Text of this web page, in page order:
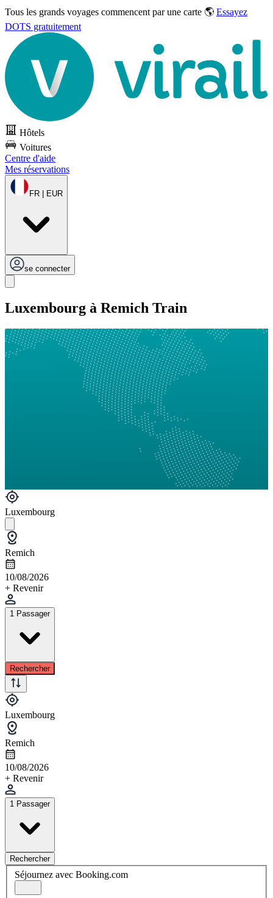
Tous les grands voyages commencent par une carte 🌎 Essayez
DOTS gratuitement
Hôtels
Voitures
Centre d'aide
Mes réservations
FR | EUR
se connecter
Luxembourg à Remich Train
Luxembourg
Remich
10/08/2026
+ Revenir
1 Passager
Rechercher
Luxembourg
Remich
10/08/2026
+ Revenir
1 Passager
Rechercher
Séjournez avec Booking.com